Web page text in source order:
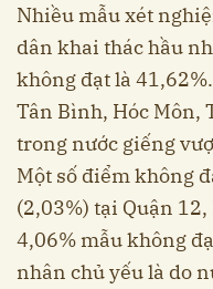
Nhiều mẫu xét
dân khai thác hầu
không đạt là
Tân Bình, Hóc Môn,
trong nước giếng
Một số điểm không
(2,03%) tại Quận
4,06% mẫu không
nhân chủ yếu là do